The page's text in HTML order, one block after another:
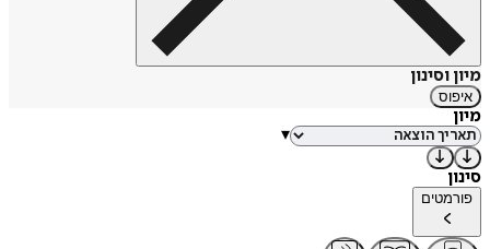
מיון וסינון
איפוס
מיון
▾
סינון
פורמטים